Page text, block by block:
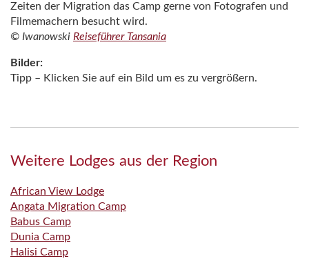
Zeiten der Migration das Camp gerne von Fotografen und
Filmemachern besucht wird.
© Iwanowski Reiseführer Tansania
Bilder:
Tipp – Klicken Sie auf ein Bild um es zu vergrößern.
Weitere Lodges aus der Region
African View Lodge
Angata Migration Camp
Babus Camp
Dunia Camp
Halisi Camp